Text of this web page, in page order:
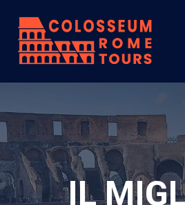
contenuto
IL